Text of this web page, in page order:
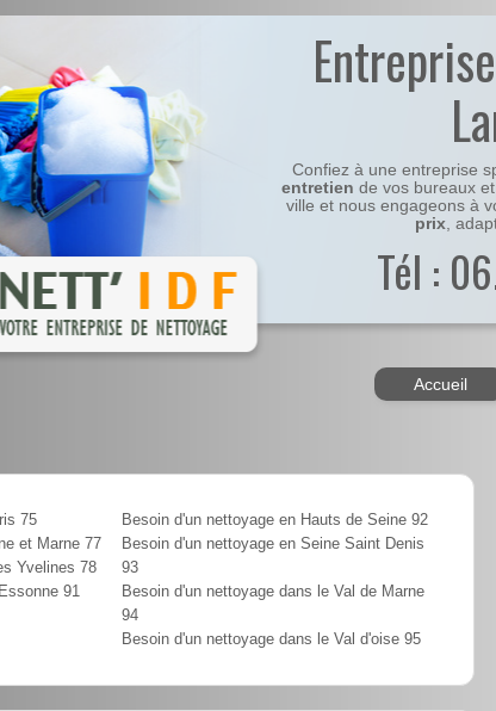
Confiez à une entreprise
entretien de vos bureaux
ville et nous engageons à
prix,
Tél :
Accueil
75
et Marne 77
Yvelines 78
91
Besoin d'un nettoyage en Hauts de Seine 92
Besoin d'un nettoyage en Seine Saint Denis
93
Besoin d'un nettoyage dans le Val de Marne
94
Besoin d'un nettoyage dans le Val d'oise 95